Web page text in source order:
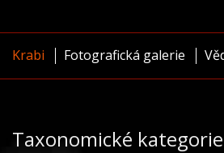
Krabi Fotografická galerie
Taxonomické kategorie